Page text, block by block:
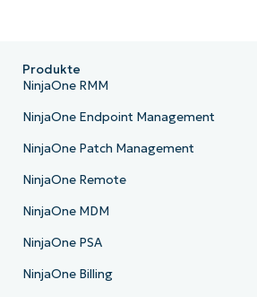
Produkte
NinjaOne RMM
NinjaOne Endpoint Management
NinjaOne Patch Management
NinjaOne Remote
NinjaOne MDM
NinjaOne PSA
NinjaOne Billing